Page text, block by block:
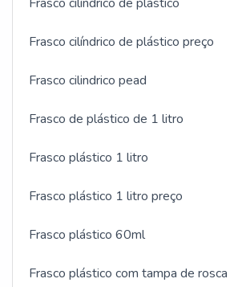
Frasco cilíndrico de plástico preço
Frasco cilindrico pead
Frasco de plástico de 1 litro
Frasco plástico 1 litro
Frasco plástico 1 litro preço
Frasco plástico 60ml
Frasco plástico com tampa de rosca